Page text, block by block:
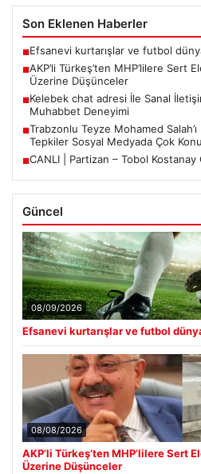
Son Eklenen Haberler
■Efsanevi kurtarışlar ve futbol
■AKP’li Türkeş’ten MHP’lilere Sert
Üzerine Düşünceler
■Kelebek chat adresi İle Sanal
Muhabbet Deneyimi
■Trabzonlu Teyze Mohamed
Tepkiler Sosyal Medyada Çok
■CANLI | Partizan – Tobol Kostanay
Güncel
08/09/2026
Efsanevi kurtarışlar ve futbol
08/08/2026
AKP’li Türkeş’ten MHP’lilere Sert
Üzerine Düşünceler